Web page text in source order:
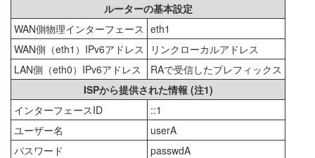
ルーターの基本設定
WAN側物理インターフェース eth1
WAN側（eth1）IPv6アドレス
リンクローカルアドレス
LAN側（eth0）IPv6アドレス
RAで受信したプレフィックス
ISPから提供された情報 (注1)
インターフェースID
::1
ユーザー名
userA
パスワード
passwdA